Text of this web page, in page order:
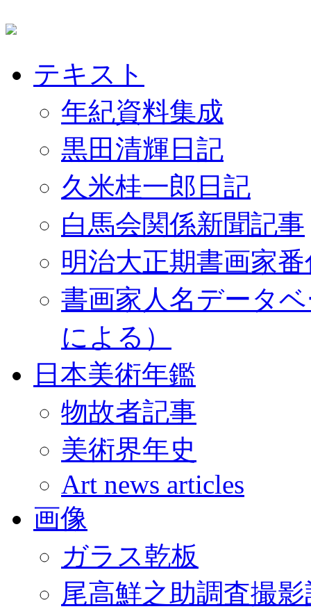
テキスト
年紀資料集成
黒田清輝日記
久米桂一郎日記
白馬会関係新聞記事
明治大正期書画家
書画家人名データ
による）
日本美術年鑑
物故者記事
美術界年史
Art news articles
画像
ガラス乾板
尾高鮮之助調査撮